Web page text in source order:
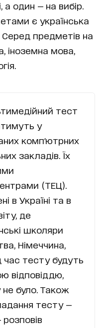
а один — на вибір.
є українська
предметів на
іноземна мова,
тест
у
комп'ютрних
закладів. Їх
(ТЕЦ).
в Україні та в
де
школяри
Німеччина,
час тесту будуть
відповіддю,
не було. Також
тесту —